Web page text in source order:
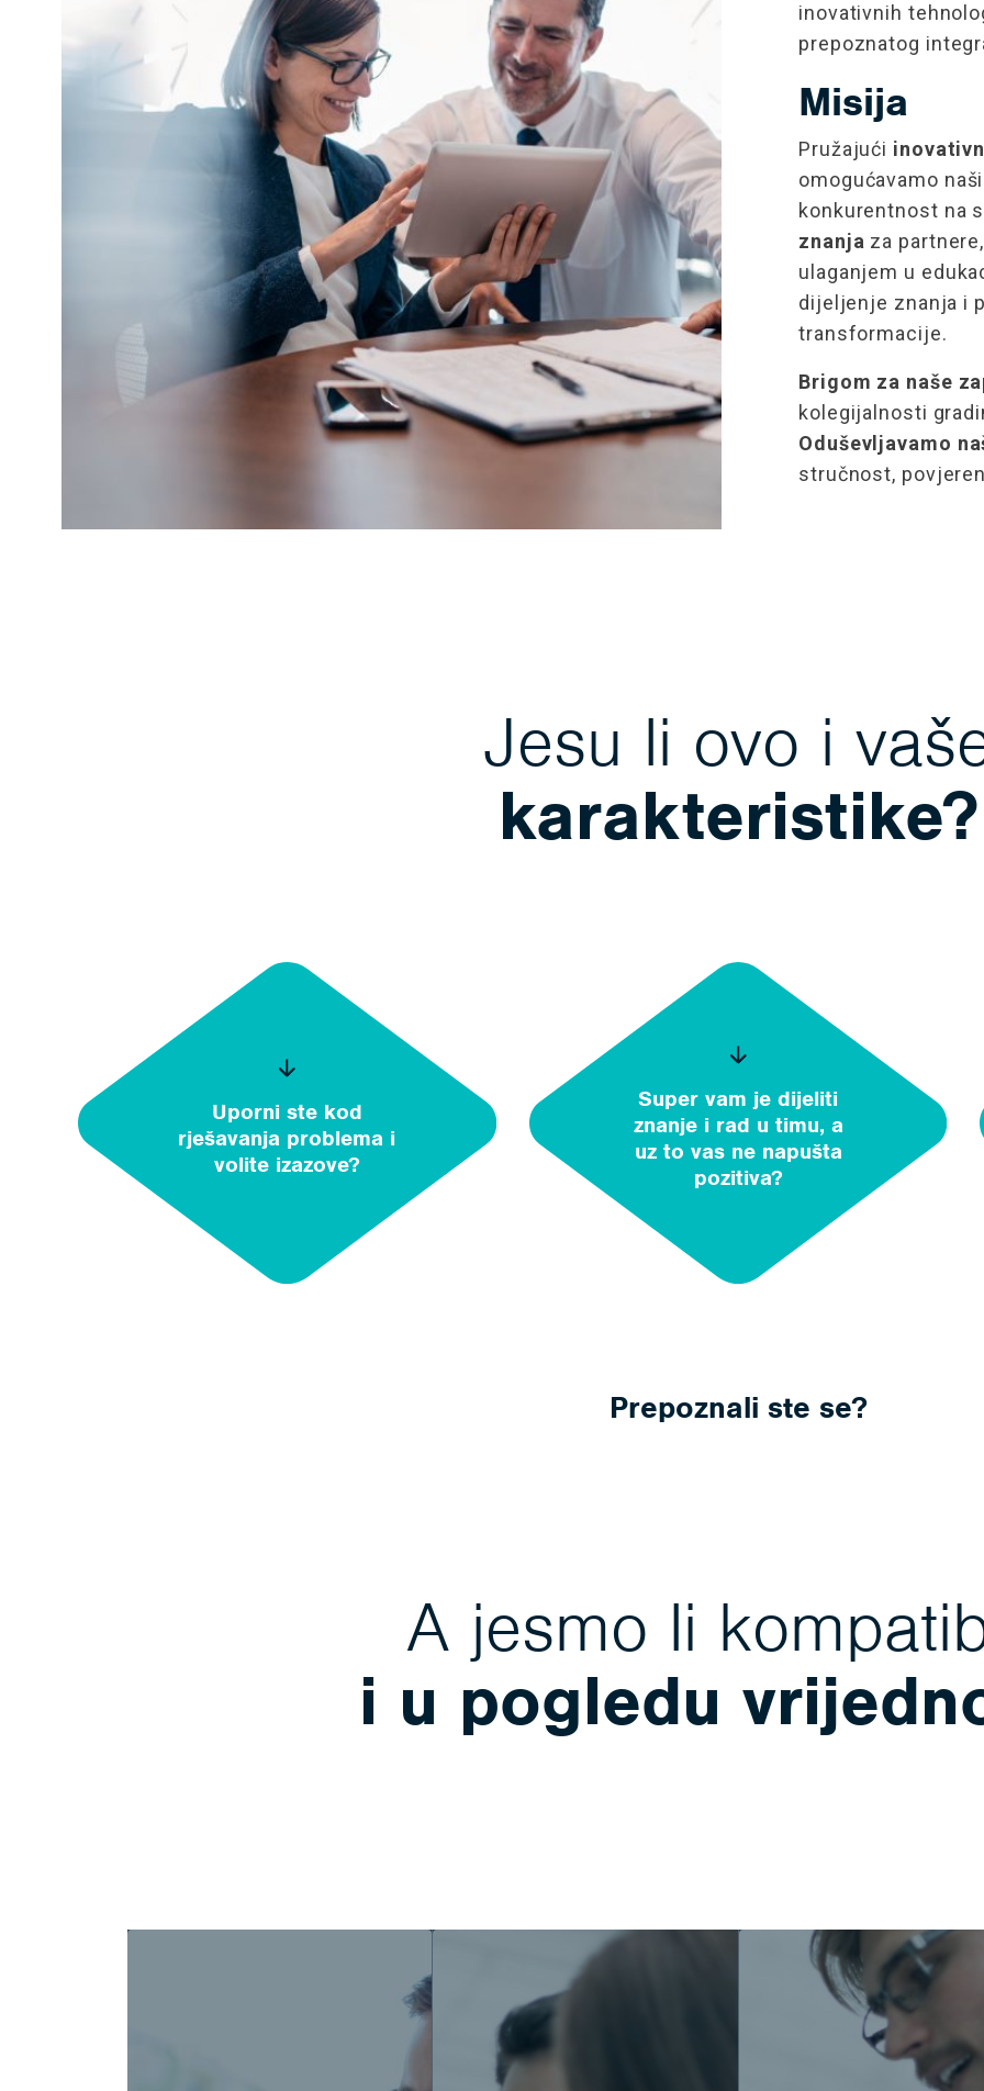
inovativnih
prepoznatog
Misija
Pružajući
omogućavamo
konkurentnost na
znanja za
ulaganjem u
dijeljenje znanja i
transformacije.
Brigom za naše
kolegijalnosti
Oduševljavamo
stručnost,
Jesu li ovo i
karakteristike?
Uporni ste kod
rješavanja problema i
volite izazove?
Super vam je dijeliti
znanje i rad u timu, a
uz to vas ne napušta
pozitiva?
Prepoznali ste se?
A jesmo li
i u pogledu